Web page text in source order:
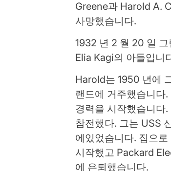
Greene과 Harold A.
사망했습니다.
1932 년 2 월 20 일
Elia Kagi의 아들입니
Harold는 1950 년에
랜드에 거주했습니
경력을 시작했습니다
참전했다. 그는 USS
에있었습니다. 집으
시작했고 Packard
에 은퇴했습니다.